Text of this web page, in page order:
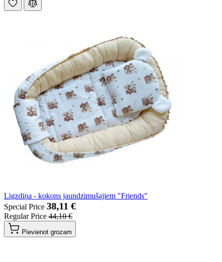
Ligzdiņa - kokons jaundzimušajiem "Friends"
Special Price 38,11 €
Regular Price 44,10 €
Pievienot grozam